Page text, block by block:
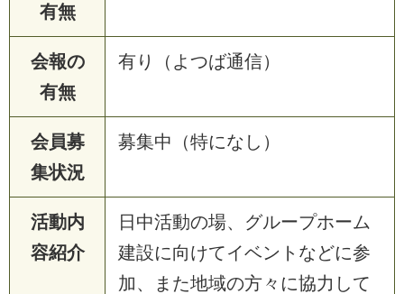
有無
会報の
有無
有り（よつば通信）
会員募
集状況
募集中（特になし）
活動内
容紹介
日中活動の場、グループホーム
建設に向けてイベントなどに参
加、また地域の方々に協力して